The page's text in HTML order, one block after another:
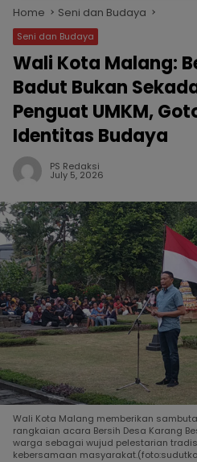
Home Seni dan Budaya
Seni dan Budaya
Wali Kota Malang:
Badut Bukan
Penguat UMKM,
Identitas Budaya
PS Redaksi
July 5, 2026
Wali Kota Malang memberikan
rangkaian acara Bersih Desa Karang
warga sebagai wujud pelestarian
kebersamaan